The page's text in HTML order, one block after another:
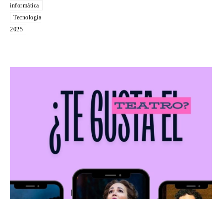
informática
Tecnología
2025